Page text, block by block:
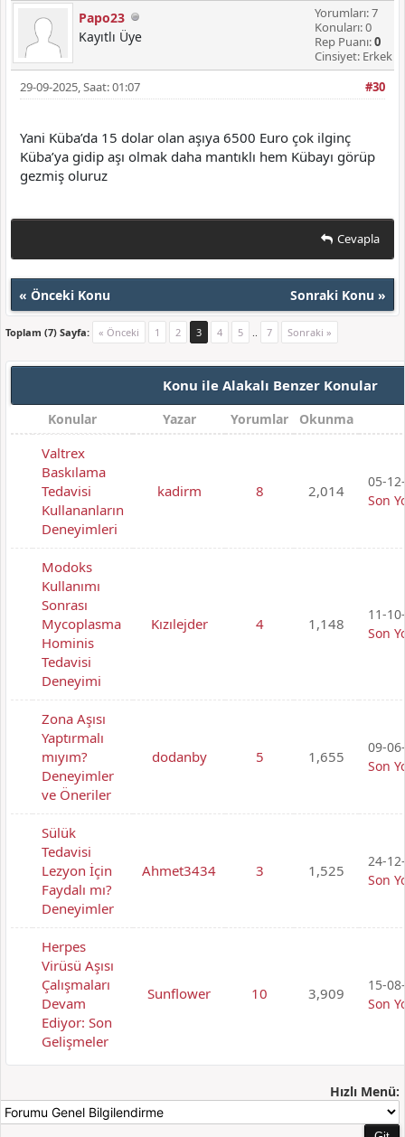
Papo23
Kayıtlı Üye
Yorumları: 7
Konuları: 0
Rep Puanı:0
Cinsiyet: Erkek
#30
29-09-2025, Saat: 01:07
Yani Küba’da 15 dolar olan aşıya 6500 Euro çok ilginç
Küba’ya gidip aşı olmak daha mantıklı hem Kübayı görüp
gezmiş oluruz
Cevapla
« Önceki Konu Sonraki Konu »
Toplam (7) Sayfa: « Önceki 1 2 3 4 5 .. 7 Sonraki »
Konu ile Alakalı Benzer Konular
Konular Yazar Yorumlar Okunma
Valtrex
Baskılama
Tedavisi
Kullananların
Deneyimleri
kadirm 8 2,014
05-
Son
Modoks
Kullanımı
Sonrası
Mycoplasma
Hominis
Tedavisi
Deneyimi
Kızılejder 4 1,148
11-
Son
Zona Aşısı
Yaptırmalı
mıyım?
Deneyimler
ve Öneriler
dodanby 5 1,655
09-
Son
Sülük
Tedavisi
Lezyon İçin
Faydalı mı?
Deneyimler
Ahmet3434 3 1,525
24-
Son
Herpes
Virüsü Aşısı
Çalışmaları
Devam
Ediyor: Son
Gelişmeler
Sunflower 10 3,909
15-
Son
Hızlı Menü: